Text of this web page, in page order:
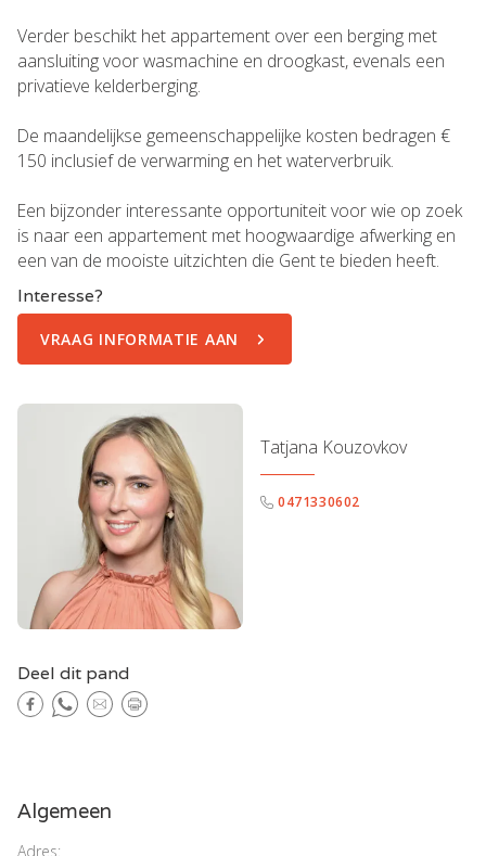
Verder beschikt het appartement over een berging met
aansluiting voor wasmachine en droogkast, evenals een
privatieve kelderberging.
De maandelijkse gemeenschappelijke kosten bedragen €
150 inclusief de verwarming en het waterverbruik.
Een bijzonder interessante opportuniteit voor wie op zoek
is naar een appartement met hoogwaardige afwerking en
een van de mooiste uitzichten die Gent te bieden heeft.
Interesse?
VRAAG INFORMATIE AAN
Tatjana Kouzovkov
0471330602
Deel dit pand
Algemeen
Adres: